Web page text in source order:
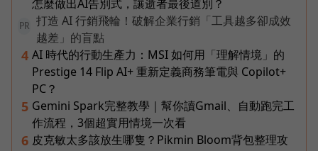
怎麼做出AI告別式，讓逝者最後道別？
PR
打造 AI 行銷飛輪！破解企業行銷「工具越多卻成效
越差」的盲點
4 AI 時代的行動生產力：MSI 如何用「理解情境」的
Prestige 14 Flip AI+ 重新定義商務筆電與 Copilot+
PC？
5 Gemini Spark完整教學｜幫你讀Gmail、自動跑完工
作流程，3個超實用情境一次看
6 皮克敏太多該放生哪隻？Pikmin Bloom背包整理攻